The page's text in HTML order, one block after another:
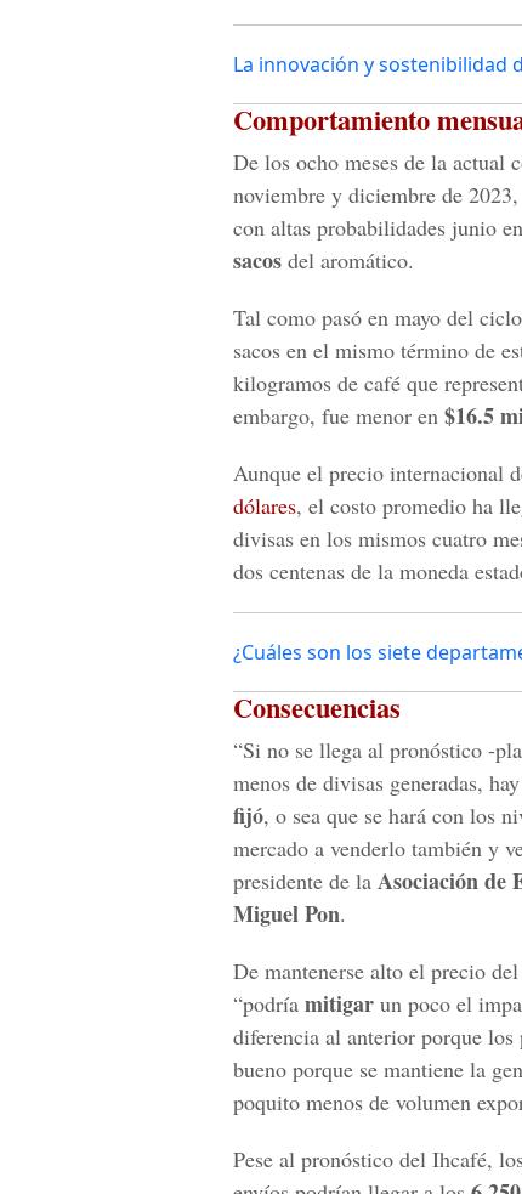
La innovación y sostenibilidad
Comportamiento
De los ocho meses de la actual
noviembre y diciembre de
con altas probabilidades junio
sacos del aromático.
Tal como pasó en mayo del
sacos en el mismo término de
kilogramos de café que
embargo, fue menor en $16.5
Aunque el precio internacional
dólares, el costo promedio ha
divisas en los mismos cuatro
dos centenas de la moneda
¿Cuáles son los siete
Consecuencias
“Si no se llega al pronóstico -
menos de divisas generadas,
fijó, o sea que se hará con los
mercado a venderlo también y
presidente de la Asociación de
Miguel Pon.
De mantenerse alto el precio
“podría mitigar un poco el
diferencia al anterior porque los
bueno porque se mantiene la
poquito menos de volumen
Pese al pronóstico del Ihcafé,